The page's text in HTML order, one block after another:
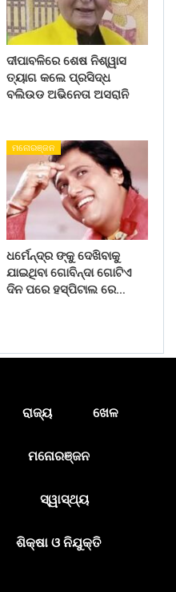
ଦୀପାବଳିରେ ଶେଷ ନିଶ୍ୱାସ
ତ୍ୟାଗ କଲେ ପ୍ରସିଦ୍ଧ
ବଲିଉଡ ଅଭିନେତା ଅସରାନି
ମନୋରଞ୍ଜନ
ଧର୍ମେନ୍ଦ୍ର ଙ୍କୁ ଦେଖିବାକୁ
ଯାଇଥିବା ଗୋବିନ୍ଦା ଗୋଟିଏ
ଦିନ ପରେ ହସ୍ପିଟାଲ ରେ…
ରାଜ୍ୟ ଖେଳ
ମନୋରଞ୍ଜନ
ସ୍ୱାସ୍ଥ୍ୟ
ଶିକ୍ଷା ଓ ନିଯୁକ୍ତି